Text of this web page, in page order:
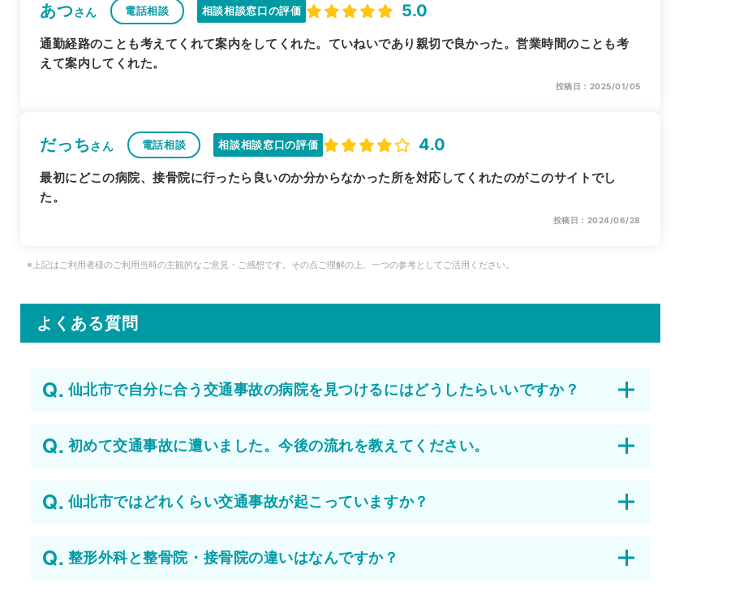
あつさん 電話相談 相談相談窓口の評価 5.0
通勤経路のことも考えてくれて案内をしてくれた。ていねいであり親切で良かった。営業時間のことも考
えて案内してくれた。
投稿日：2025/01/05
だっちさん 電話相談 相談相談窓口の評価 4.0
最初にどこの病院、接骨院に行ったら良いのか分からなかった所を対応してくれたのがこのサイトでし
た。
投稿日：2024/06/28
※上記はご利用者様のご利用当時の主観的なご意見・ご感想です。その点ご理解の上、一つの参考としてご活用ください。
よくある質問
仙北市で自分に合う交通事故の病院を見つけるにはどうしたらいいですか？
初めて交通事故に遭いました。今後の流れを教えてください。
仙北市ではどれくらい交通事故が起こっていますか？
整形外科と整骨院・接骨院の違いはなんですか？